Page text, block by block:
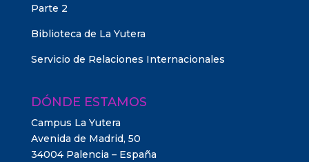
Parte 2
Biblioteca de La Yutera
Servicio de Relaciones Internacionales
DÓNDE ESTAMOS
Campus La Yutera
Avenida de Madrid, 50
34004 Palencia – España